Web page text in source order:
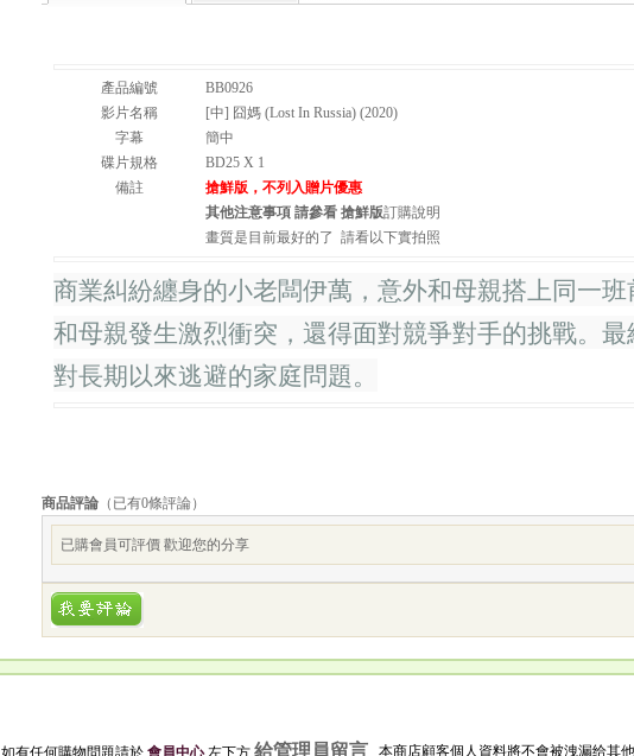
產品編號
BB0926
影片名稱
[中] 囧媽 (Lost In Russia) (2020)
字幕
簡中
碟片規格
BD25 X 1
備註
搶鮮版，不列入贈片優惠
其他注意事項 請參看 搶鮮版訂購說明
畫質是目前最好的了 請看以下實拍照
商業糾紛纏身的小老闆伊萬，意外和母親搭上同一
和母親發生激烈衝突，還得面對競爭對手的挑戰。
對長期以來逃避的家庭問題。
商品評論 （已有0條評論）
已購會員可評價 歡迎您的分享
如有任何購物問題請於 會員中心左下方 給管理員留言 本商店顧客個人資料將不會被洩漏给其